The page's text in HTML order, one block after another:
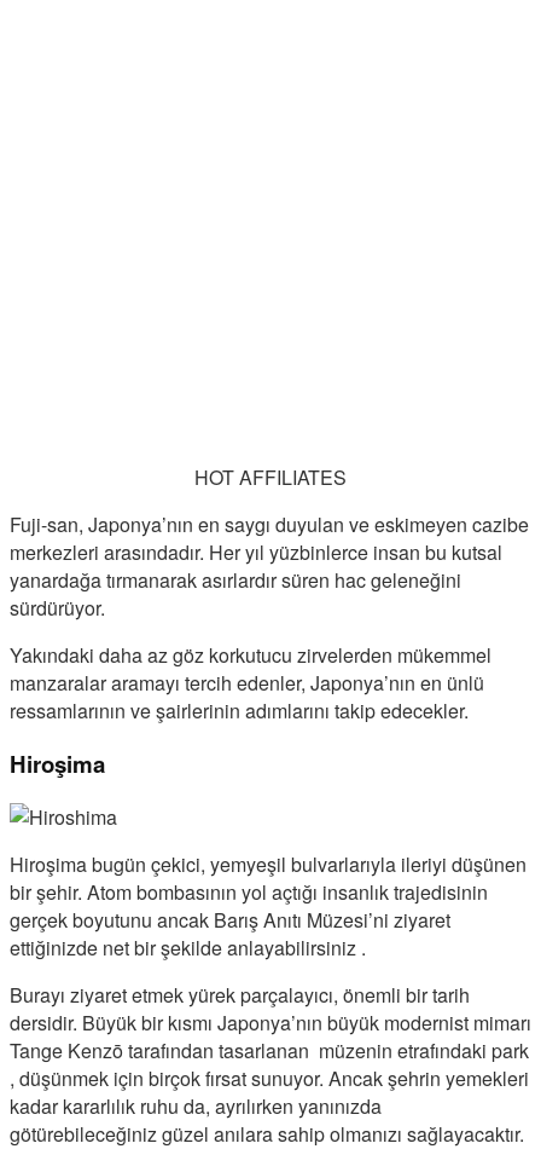
HOT AFFILIATES
Fuji-san, Japonya’nın en saygı duyulan ve eskimeyen cazibe
merkezleri arasındadır. Her yıl yüzbinlerce insan bu kutsal
yanardağa tırmanarak asırlardır süren hac geleneğini
sürdürüyor.
Yakındaki daha az göz korkutucu zirvelerden mükemmel
manzaralar aramayı tercih edenler, Japonya’nın en ünlü
ressamlarının ve şairlerinin adımlarını takip edecekler.
Hiroşima
Hiroşima bugün çekici, yemyeşil bulvarlarıyla ileriyi düşünen
bir şehir. Atom bombasının yol açtığı insanlık trajedisinin
gerçek boyutunu ancak Barış Anıtı Müzesi’ni ziyaret
ettiğinizde net bir şekilde anlayabilirsiniz .
Burayı ziyaret etmek yürek parçalayıcı, önemli bir tarih
dersidir. Büyük bir kısmı Japonya’nın büyük modernist mimarı
Tange Kenzō tarafından tasarlanan müzenin etrafındaki park
, düşünmek için birçok fırsat sunuyor. Ancak şehrin yemekleri
kadar kararlılık ruhu da, ayrılırken yanınızda
götürebileceğiniz güzel anılara sahip olmanızı sağlayacaktır.